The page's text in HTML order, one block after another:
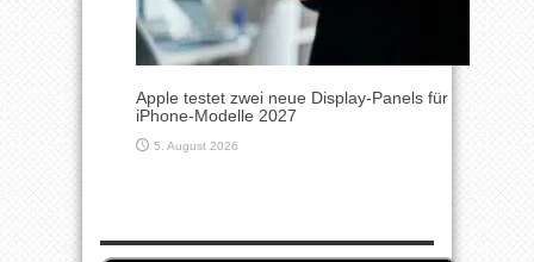
Apple testet zwei neue Display-Panels für
iPhone-Modelle 2027
5. August 2026